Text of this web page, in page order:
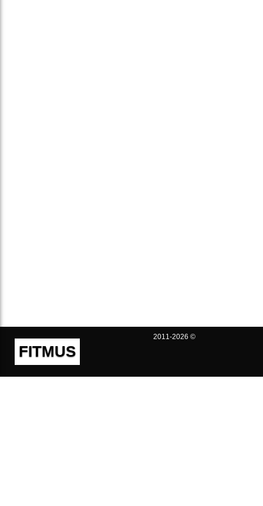
FITMUS
2011-2026 ©